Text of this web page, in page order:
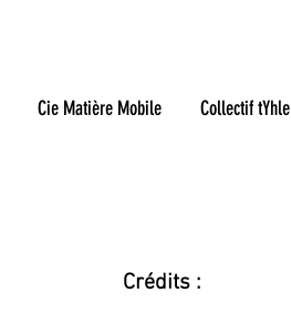
Cie Matière Mobile Collectif tYhle
Crédits :